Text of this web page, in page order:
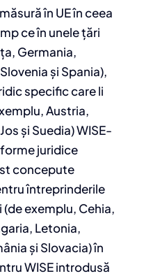
în UE în ceea
ce în unele țări
Germania,
și Spania),
specific care li
Austria,
și Suedia) WISE-
juridice
concepute
întreprinderile
exemplu, Cehia,
Letonia,
și Slovacia) în
WISE introdusă